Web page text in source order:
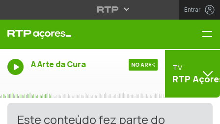
Entrar
A Arte da Cura NO AR TV
RTP
Este conteúdo fez parte do